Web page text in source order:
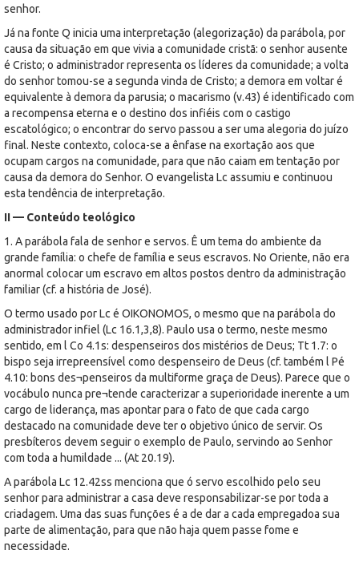
senhor.
Já na fonte Q inicia uma interpretação (alegorização) da parábola, por
causa da situação em que vivia a comunidade cristã: o senhor ausente
é Cristo; o administrador representa os líderes da comunidade; a volta
do senhor tomou-se a segunda vinda de Cristo; a demora em voltar é
equivalente à demora da parusia; o macarismo (v.43) é identificado com
a recompensa eterna e o destino dos infiéis com o castigo
escatológico; o encontrar do servo passou a ser uma alegoria do juízo
final. Neste contexto, coloca-se a ênfase na exortação aos que
ocupam cargos na comunidade, para que não caiam em tentação por
causa da demora do Senhor. O evangelista Lc assumiu e continuou
esta tendência de interpretação.
II — Conteúdo teológico
1. A parábola fala de senhor e servos. Ê um tema do ambiente da
grande família: o chefe de família e seus escravos. No Oriente, não era
anormal colocar um escravo em altos postos dentro da administração
familiar (cf. a história de José).
O termo usado por Lc é OIKONOMOS, o mesmo que na parábola do
administrador infiel (Lc 16.1,3,8). Paulo usa o termo, neste mesmo
sentido, em l Co 4.1s: despenseiros dos mistérios de Deus; Tt 1.7: o
bispo seja irrepreensível como despenseiro de Deus (cf. também l Pé
4.10: bons des¬penseiros da multiforme graça de Deus). Parece que o
vocábulo nunca pre¬tende caracterizar a superioridade inerente a um
cargo de liderança, mas apontar para o fato de que cada cargo
destacado na comunidade deve ter o objetivo único de servir. Os
presbíteros devem seguir o exemplo de Paulo, servindo ao Senhor
com toda a humildade ... (At 20.19).
A parábola Lc 12.42ss menciona que ó servo escolhido pelo seu
senhor para administrar a casa deve responsabilizar-se por toda a
criadagem. Uma das suas funções é a de dar a cada empregadoa sua
parte de alimentação, para que não haja quem passe fome e
necessidade.